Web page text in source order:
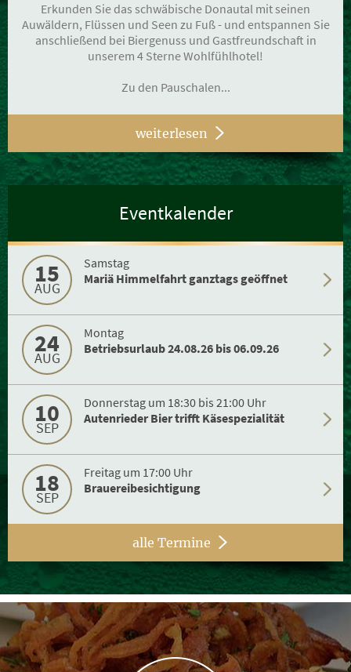
Erkunden Sie das schwäbische Donautal mit seinen
Auwäldern, Flüssen und Seen zu Fuß - und entspannen Sie
anschließend bei Biergenuss und Gastfreundschaft in
unserem 4 Sterne Wohlfühlhotel!
Zu den Pauschalen...
weiterlesen
Eventkalender
15
AUG
Samstag
Mariä Himmelfahrt ganztags geöffnet
24
AUG
Montag
Betriebsurlaub 24.08.26 bis 06.09.26
10
SEP
Donnerstag um 18:30 bis 21:00 Uhr
Autenrieder Bier trifft Käsespezialität
18
SEP
Freitag um 17:00 Uhr
Brauereibesichtigung
alle Termine